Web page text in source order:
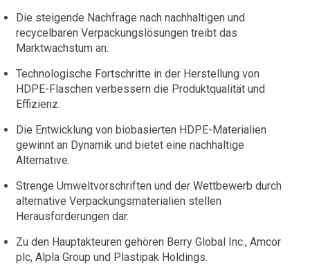
Die steigende Nachfrage nach nachhaltigen und
recycelbaren Verpackungslösungen treibt das
Marktwachstum an.
Technologische Fortschritte in der Herstellung von
HDPE-Flaschen verbessern die Produktqualität und
Effizienz.
Die Entwicklung von biobasierten HDPE-Materialien
gewinnt an Dynamik und bietet eine nachhaltige
Alternative.
Strenge Umweltvorschriften und der Wettbewerb durch
alternative Verpackungsmaterialien stellen
Herausforderungen dar.
Zu den Hauptakteuren gehören Berry Global Inc., Amcor
plc, Alpla Group und Plastipak Holdings.